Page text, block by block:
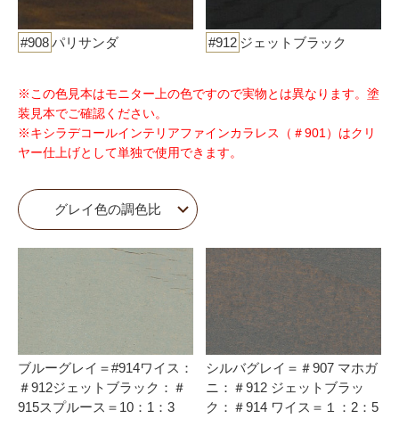
#908パリサンダ #912 ジェットブラック
※この色見本はモニター上の色ですので実物とは異なります。塗
装見本でご確認ください。
※キシラデコールインテリアファインカラレス（＃901）はクリ
ヤー仕上げとして単独で使用できます。
グレイ色の調色比
ブルーグレイ＝#914ワイス：
＃912ジェットブラック：＃
915スプルース＝10：1：3
シルバグレイ＝＃907 マホガ
ニ：＃912 ジェットブラッ
ク：＃914 ワイス＝１：2：5